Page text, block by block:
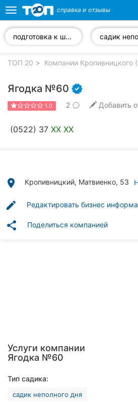
компании
клиники
Автошколы
Все
города:
Винница
Toggle
navigation
справка и отзывы
подготовка к школе
ТОП 20 Компании Кропивницкого
Ягодка №60
1.0 2 Добавить
(0522) 37 XX XX
place Кропивницкий, Матвиенко, 53
edit Редактировать бизнес
share Поделиться компанией
Услуги компании
Ягодка №60
Тип садика:
садик неполного дня